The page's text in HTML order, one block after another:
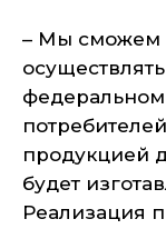
– Мы сможем
федеральном
продукцией
будет
Реализация